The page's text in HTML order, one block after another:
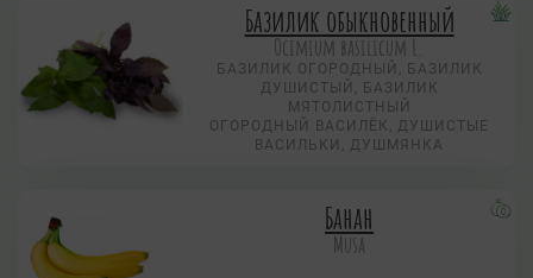
Базилик обыкновенный
Ocimium basilicum L.
БАЗИЛИК ОГОРОДНЫЙ, БАЗИЛИК
ДУШИСТЫЙ, БАЗИЛИК
МЯТОЛИСТНЫЙ
ОГОРОДНЫЙ ВАСИЛЁК, ДУШИСТЫЕ
ВАСИЛЬКИ, ДУШМЯНКА
Банан
Musa